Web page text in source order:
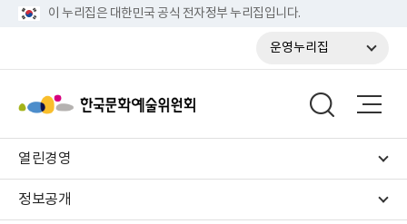
이 누리집은 대한민국 공식 전자정부 누리집입니다.
운영누리집
열린경영
정보공개